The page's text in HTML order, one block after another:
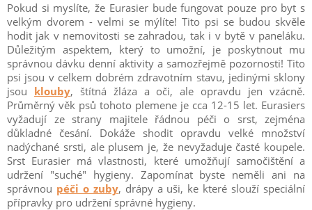
Pokud si myslíte, že Eurasier bude fungovat pouze pro byt s
velkým dvorem - velmi se mýlíte! Tito psi se budou skvěle
hodit jak v nemovitosti se zahradou, tak i v bytě v paneláku.
Důležitým aspektem, který to umožní, je poskytnout mu
správnou dávku denní aktivity a samozřejmě pozornosti! Tito
psi jsou v celkem dobrém zdravotním stavu, jedinými sklony
jsou klouby, štítná žláza a oči, ale opravdu jen vzácně.
Průměrný věk psů tohoto plemene je cca 12-15 let. Eurasiers
vyžadují ze strany majitele řádnou péči o srst, zejména
důkladné česání. Dokáže shodit opravdu velké množství
nadýchané srsti, ale plusem je, že nevyžaduje časté koupele.
Srst Eurasier má vlastnosti, které umožňují samočištění a
udržení "suché" hygieny. Zapomínat byste neměli ani na
správnou péči o zuby, drápy a uši, ke které slouží speciální
přípravky pro udržení správné hygieny.